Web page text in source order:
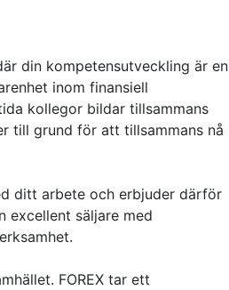
din kompetensutveckling är en
inom finansiell
kollegor bildar tillsammans
till grund för att tillsammans nå
ditt arbete och erbjuder därför
excellent säljare med
FOREX tar ett